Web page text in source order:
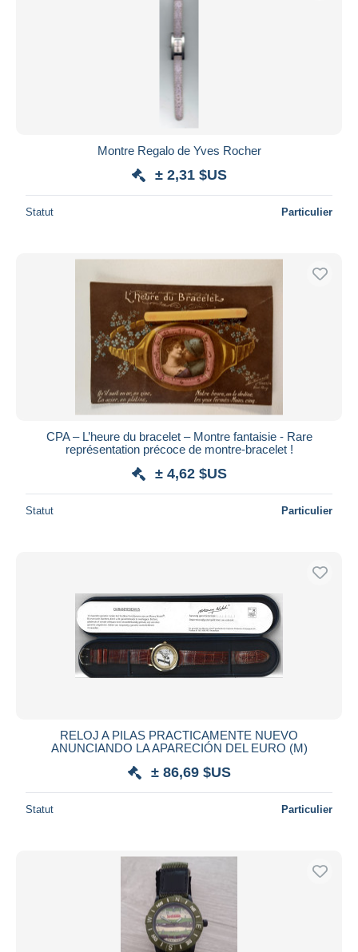
Montre Regalo de Yves Rocher
± 2,31 $US
Statut Particulier
CPA – L’heure du bracelet – Montre fantaisie - Rare
représentation précoce de montre-bracelet !
± 4,62 $US
Statut Particulier
RELOJ A PILAS PRACTICAMENTE NUEVO
ANUNCIANDO LA APARECIÓN DEL EURO (M)
± 86,69 $US
Statut Particulier